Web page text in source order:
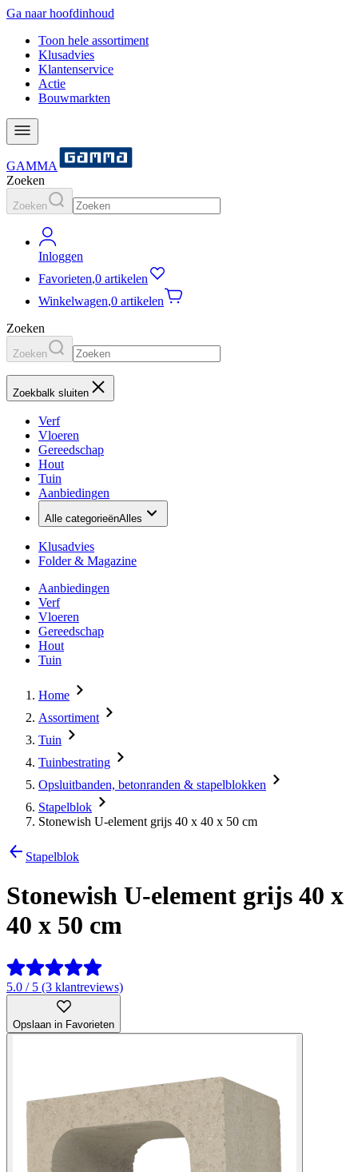
Ga naar hoofdinhoud
Toon hele assortiment
Klusadvies
Klantenservice
Actie
Bouwmarkten
GAMMA
Zoeken
Zoeken
Inloggen
Favorieten,0 artikelen
Winkelwagen,0 artikelen
Zoeken
Zoeken
Zoekbalk sluiten
Verf
Vloeren
Gereedschap
Hout
Tuin
Aanbiedingen
Alle categorieënAlles
Klusadvies
Folder & Magazine
Aanbiedingen
Verf
Vloeren
Gereedschap
Hout
Tuin
Home
Assortiment
Tuin
Tuinbestrating
Opsluitbanden, betonranden & stapelblokken
Stapelblok
Stonewish U-element grijs 40 x 40 x 50 cm
Stapelblok
Stonewish U-element grijs 40 x
40 x 50 cm
5.0 / 5 (3 klantreviews)
Opslaan in Favorieten